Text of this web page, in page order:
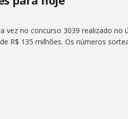
vez no concurso 3039 realizado no
R$ 135 milhões. Os números